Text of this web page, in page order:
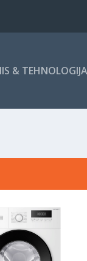
& TEHNOLOGIJA